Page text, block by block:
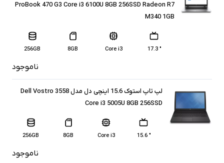
ProBook 470 G3 Core i3 6100U 8GB 256SSD Radeon R7
M340 1GB
" 17.3
Core i3
8GB
256GB
ناموجود
لپ تاپ استوک 15.6 اینچی دل مدل Dell Vostro 3558
Core i3 5005U 8GB 256SSD
" 15.6
Core i3
8GB
256GB
ناموجود